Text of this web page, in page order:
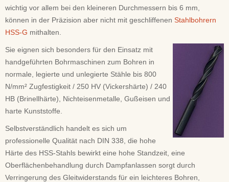
wichtig vor allem bei den kleineren Durchmessern bis 6 mm,
können in der Präzision aber nicht mit geschliffenen Stahlbohrern
HSS-G mithalten.
Sie eignen sich besonders für den Einsatz mit
handgeführten Bohrmaschinen zum Bohren in
normale, legierte und unlegierte Stähle bis 800
N/mm² Zugfestigkeit / 250 HV (Vickershärte) / 240
HB (Brinellhärte), Nichteisenmetalle, Gußeisen und
harte Kunststoffe.
Selbstverständlich handelt es sich um
professionelle Qualität nach DIN 338, die hohe
Härte des HSS-Stahls bewirkt eine hohe Standzeit, eine
Oberflächenbehandlung durch Dampfanlassen sorgt durch
Verringerung des Gleitwiderstands für ein leichteres Bohren,